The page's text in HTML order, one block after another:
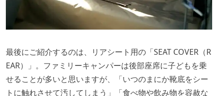
最後にご紹介するのは、リアシート用の「SEAT COVER（R
EAR）」。ファミリーキャンパーは後部座席に子どもを乗
せることが多いと思いますが、「いつのまにか靴底をシー
トに触れさせて汚してしまう」「食べ物や飲み物を容赦な